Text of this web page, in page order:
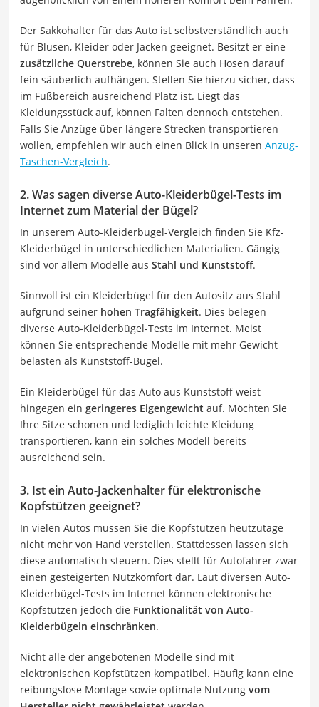
Der Sakkohalter für das Auto ist selbstverständlich auch
für Blusen, Kleider oder Jacken geeignet. Besitzt er eine
zusätzliche Querstrebe, können Sie auch Hosen darauf
fein säuberlich aufhängen. Stellen Sie hierzu sicher, dass
im Fußbereich ausreichend Platz ist. Liegt das
Kleidungsstück auf, können Falten dennoch entstehen.
Falls Sie Anzüge über längere Strecken transportieren
wollen, empfehlen wir auch einen Blick in unseren Anzug-
Taschen-Vergleich.
2. Was sagen diverse Auto-Kleiderbügel-Tests im
Internet zum Material der Bügel?
In unserem Auto-Kleiderbügel-Vergleich finden Sie Kfz-
Kleiderbügel in unterschiedlichen Materialien. Gängig
sind vor allem Modelle aus Stahl und Kunststoff.
Sinnvoll ist ein Kleiderbügel für den Autositz aus Stahl
aufgrund seiner hohen Tragfähigkeit. Dies belegen
diverse Auto-Kleiderbügel-Tests im Internet. Meist
können Sie entsprechende Modelle mit mehr Gewicht
belasten als Kunststoff-Bügel.
Ein Kleiderbügel für das Auto aus Kunststoff weist
hingegen ein geringeres Eigengewicht auf. Möchten Sie
Ihre Sitze schonen und lediglich leichte Kleidung
transportieren, kann ein solches Modell bereits
ausreichend sein.
3. Ist ein Auto-Jackenhalter für elektronische
Kopfstützen geeignet?
In vielen Autos müssen Sie die Kopfstützen heutzutage
nicht mehr von Hand verstellen. Stattdessen lassen sich
diese automatisch steuern. Dies stellt für Autofahrer zwar
einen gesteigerten Nutzkomfort dar. Laut diversen Auto-
Kleiderbügel-Tests im Internet können elektronische
Kopfstützen jedoch die Funktionalität von Auto-
Kleiderbügeln einschränken.
Nicht alle der angebotenen Modelle sind mit
elektronischen Kopfstützen kompatibel. Häufig kann eine
reibungslose Montage sowie optimale Nutzung vom